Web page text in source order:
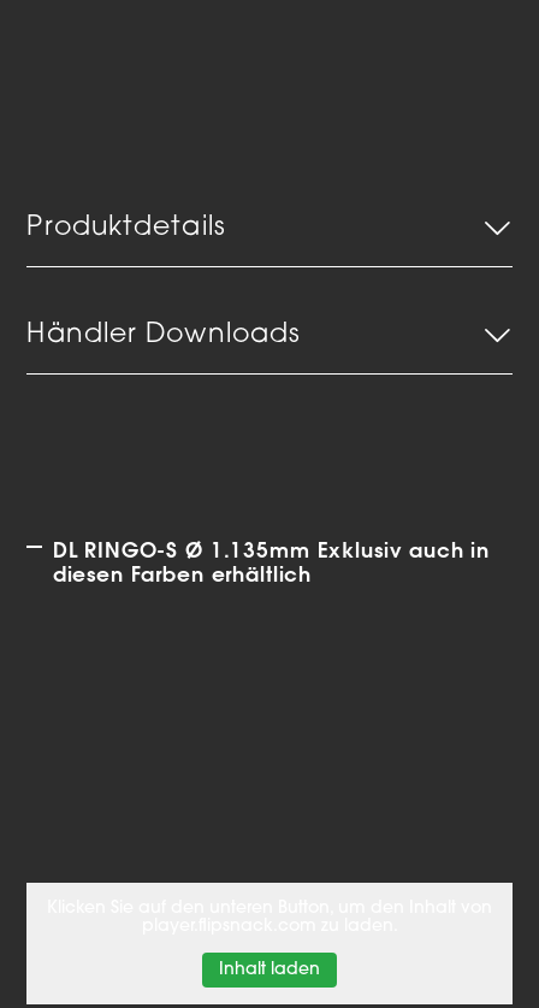
Produktdetails
Händler Downloads
DL RINGO-S Ø 1.135mm Exklusiv auch in
diesen Farben erhältlich
Inhalt laden